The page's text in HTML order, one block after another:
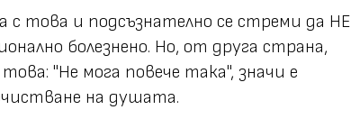
с това и подсъзнателно се стреми да НЕ
болезнено. Но, от друга страна,
"Не мога повече така", значи е
на душата.